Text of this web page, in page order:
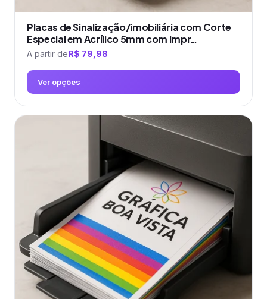
Placas de Sinalização/imobiliária com Corte
Especial em Acrílico 5mm com Impr…
A partir deR$ 79,98
Ver opções
Este
produto
opções
podem
escolhidas
na
página